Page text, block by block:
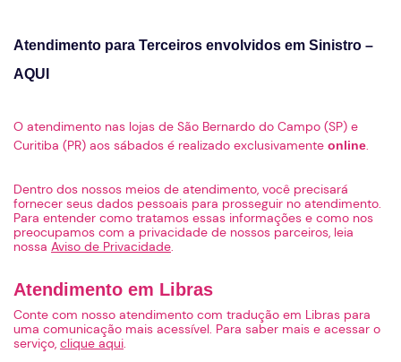
Atendimento para Terceiros envolvidos em Sinistro –
AQUI
O atendimento nas lojas de São Bernardo do Campo (SP) e
Curitiba (PR) aos sábados é realizado exclusivamente online.
Dentro dos nossos meios de atendimento, você precisará
fornecer seus dados pessoais para prosseguir no atendimento.
Para entender como tratamos essas informações e como nos
preocupamos com a privacidade de nossos parceiros, leia
nossa Aviso de Privacidade.
Atendimento em Libras
Conte com nosso atendimento com tradução em Libras para
uma comunicação mais acessível. Para saber mais e acessar o
serviço, clique aqui.